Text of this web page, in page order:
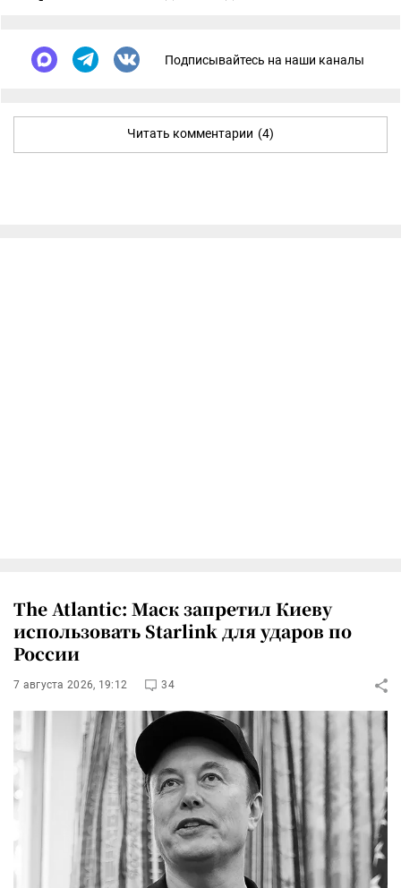
Подписывайтесь на наши каналы
Читать комментарии (4)
The Atlantic: Маск запретил Киеву
использовать Starlink для ударов по
России
7 августа 2026, 19:12 34